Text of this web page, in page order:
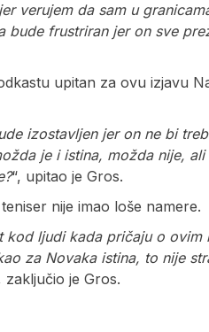
verujem da sam u
frustriran jer on sve
upitan za ovu izjavu
izostavljen jer on ne bi
je i istina, možda nije,
“, upitao je Gros.
nije imao loše namere.
kod ljudi kada pričaju o
za Novaka istina, to nije
zaključio je Gros.